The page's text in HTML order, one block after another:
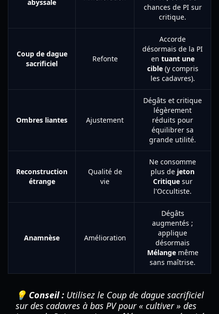
abyssale
chances de PI sur
critique.
Coup de dague
sacrificiel
Refonte
Accorde
désormais de la PI
en tuant une
cible(y compris
les cadavres).
Ombres liantes Ajustement
Dégâts et critique
légèrement
réduits pour
équilibrer sa
grande utilité.
Reconstruction
étrange
Qualité de
vie
Ne consomme
plus de jeton
Critiquesur
l'Occultiste.
Anamnèse Amélioration
Dégâts
augmentés ;
applique
désormais
Mélangemême
sans maîtrise.
💡 Conseil : Utilisez le Coup de dague sacrificiel
sur des cadavres à bas PV pour « cultiver » des